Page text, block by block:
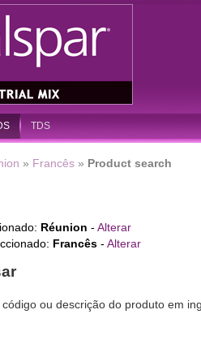
TDS
» Francês » Product search
Réunion - Alterar
Francês - Alterar
ou descrição do produto em